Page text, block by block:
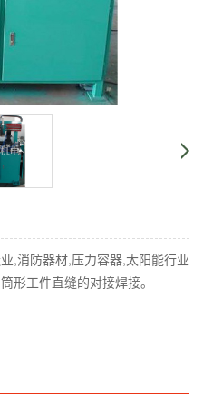
,消防器材,压力容器,太阳能行业
形工件直缝的对接焊接。